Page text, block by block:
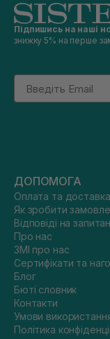
Підпишись на наші
знижку 5% на перше
Email
ДОПОМОГА
Оплата та доставка
Як зробити
Відповіді на
Про нас
ЗМІ про нас
Сертифікати та
Блог
Бюті словник
Контакти
Умови
Політика